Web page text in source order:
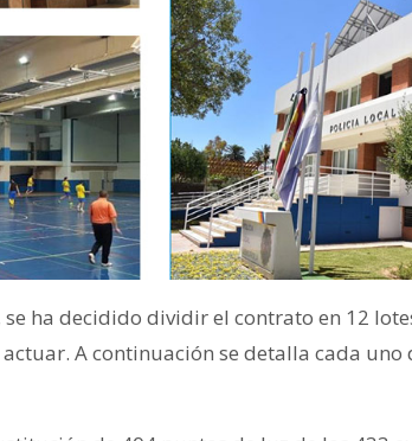
ha decidido dividir el contrato en 12
A continuación se detalla cada uno